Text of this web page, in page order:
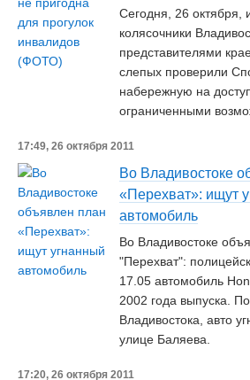
Сегодня, 26 октября,
колясочники
представителями
слепых проверили
набережную на
ограниченными
17:49, 26 октября 2011
Во Владивостоке
«Перехват»: ищут
автомобиль
Во Владивостоке
"Перехват":
17.05 автомобиль
2002 года выпуска.
Владивостока, авто
улице Баляева.
17:20, 26 октября 2011